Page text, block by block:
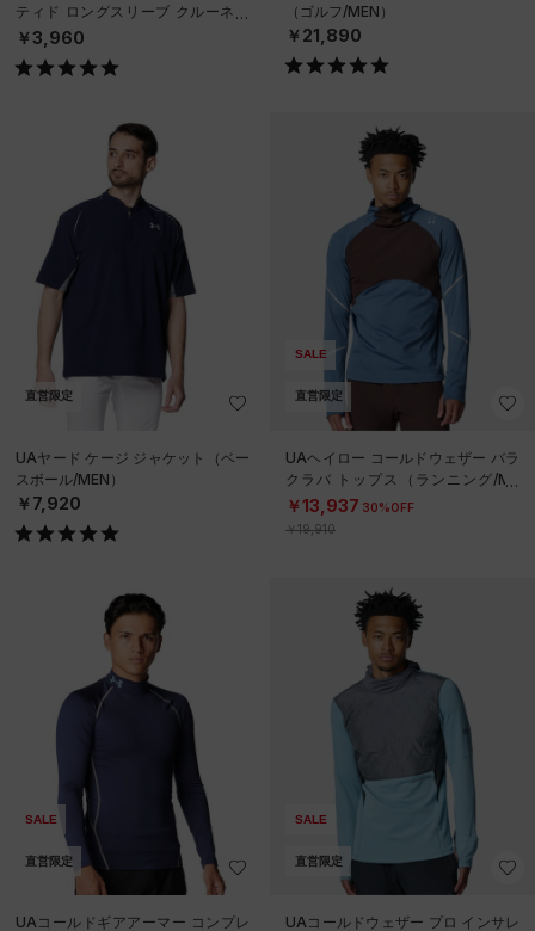
ティド ロングスリーブ クルーネッ
ク シャツ（ベースボール/MEN）
￥3,960
（ゴルフ/MEN）
￥21,890
直営限定
UAヤード ケージ ジャケット（ベー
スボール/MEN）
￥7,920
SALE
直営限定
UAヘイロー コールドウェザー バラ
クラバ トップス（ランニング/ME
N）
￥13,937 30%OFF
￥19,910
SALE
直営限定
UAコールドギアアーマー コンプレ
SALE
直営限定
UAコールドウェザー プロ インサレ